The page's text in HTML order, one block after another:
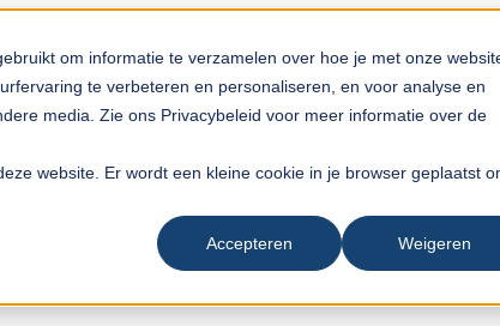
om informatie te verzamelen over hoe je met onze
te verbeteren en personaliseren, en voor analyse en
media. Zie ons Privacybeleid voor meer informatie over de
website. Er wordt een kleine cookie in je browser geplaatst
Accepteren Weigeren